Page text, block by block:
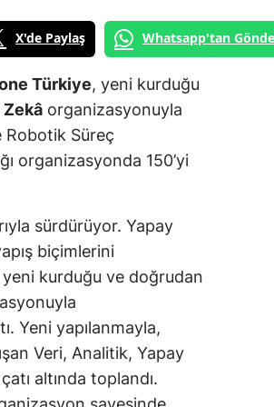
X'de Paylaş Whatsapp'tan
Türkiye, yeni kurduğu
Zekâ organizasyonuyla
Robotik Süreç
organizasyonda 150’yi
sürdürüyor. Yapay
biçimlerini
kurduğu ve doğrudan
Yeni yapılanmayla,
Veri, Analitik, Yapay
altında toplandı.